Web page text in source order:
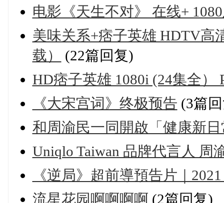
电影《天生不对》 在线+
美味关系+痞子英雄 HDTV高
载）
(22篇回复)
HD痞子英雄 1080i (24集全）
《大宋宫词》终极预告 (3篇
和周渝民一同開啟「健康新
Uniqlo Taiwan 品牌代言人 周
《逆局》超前導預告片｜
流星花园啊啊啊啊 (2篇回复)